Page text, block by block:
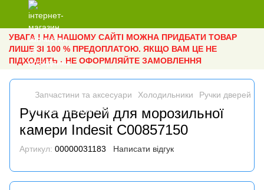
УВАГА ! НА НАШОМУ САЙТІ МОЖНА ПРИДБАТИ ТОВАР
ЛИШЕ ЗІ 100 % ПРЕДОПЛАТОЮ. ЯКЩО ВАМ ЦЕ НЕ
ПІДХОДИТЬ - НЕ ОФОРМЛЯЙТЕ ЗАМОВЛЕННЯ
Запчастини та аксесуари Холодильники Ручки дверей
Ручка дверей для морозильної
камери Indesit C00857150
Артикул: 00000031183 Написати відгук